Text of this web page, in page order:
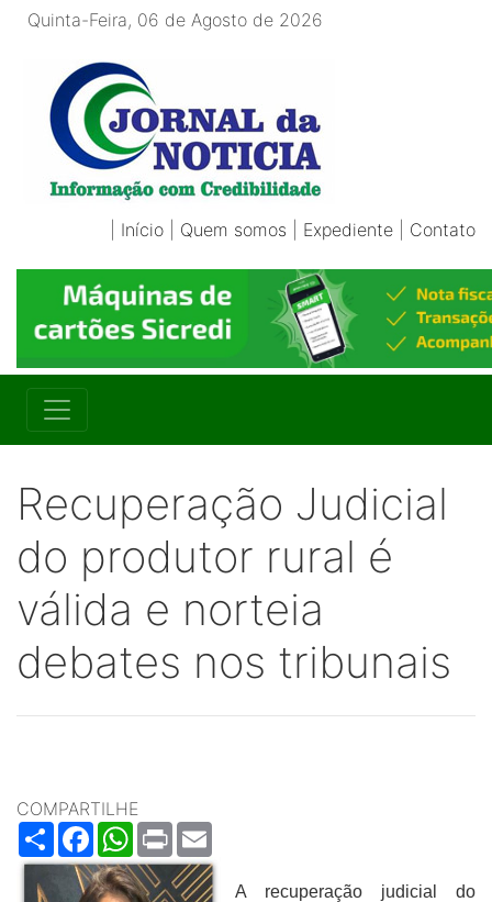
Quinta-Feira, 06 de Agosto de 2026
Início Quem somos Expediente Contato
Recuperação Judicial
do produtor rural é
válida e norteia
debates nos tribunais
COMPARTILHE
ShareFacebookWhatsApp
Print
A recuperação judicial do